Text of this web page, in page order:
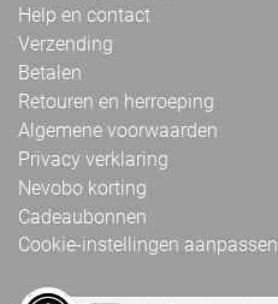
Help en contact
Verzending
Betalen
Retouren en herroeping
Algemene voorwaarden
Privacy verklaring
Nevobo korting
Cadeaubonnen
Cookie-instellingen aanpassen